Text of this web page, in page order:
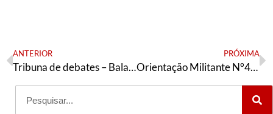
ANTERIOR
Tribuna de debates – Balanço da comunicação da AE, primeira parte
PRÓXIMA
Orientação Militante N°489 (10 de setembro de 2025)